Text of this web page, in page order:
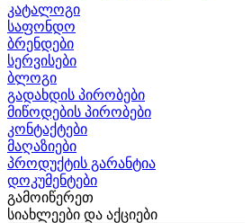
კატალოგი
საფონდო
ბრენდები
სერვისები
ბლოგი
გადახდის პირობები
მიწოდების პირობები
კონტაქტები
მაღაზიები
პროდუქტის გარანტია
დოკუმენტები
გამოიწერეთ
სიახლეები და აქციები